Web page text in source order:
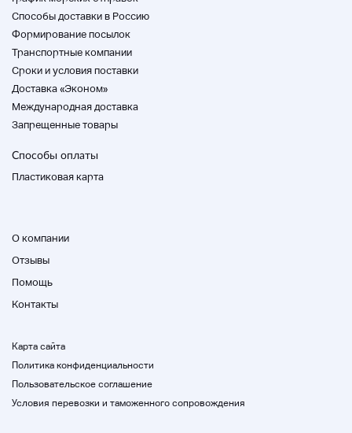
Детали доставки
Yamato, пожалуйста, свяжитесь с номером
течение дня, и центральным кодом вашего
подтвердить номер телефона отсюда.
отправим его вам по депозиту.
Предметы, превышающие 200 размеров, будут
* Отправка в отдельный дом невозможна, так как
это Nishino Transport размером 260 и более.
С номером запроса свяжутся после доставки.
Способы доставки в Россию
Формирование посылок
Транспортные компании
Cроки и условия поставки
Доставка «Эконом»
Международная доставка
Запрещенные товары
Способы оплаты
Пластиковая карта
О компании
Отзывы
Помощь
Контакты
Карта сайта
Политика конфиденциальности
Пользовательское соглашение
Условия перевозки и таможенного сопровождения